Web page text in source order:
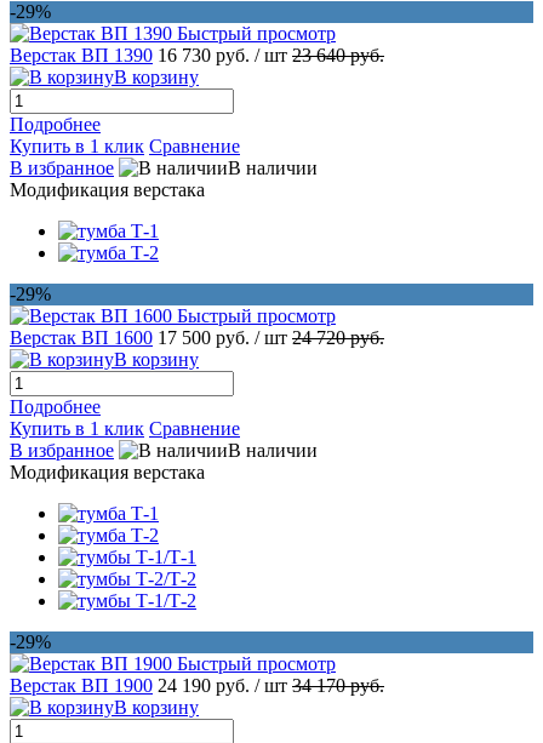
-29%
Быстрый просмотр
Верстак ВП 1390 16 730 руб. / шт 23 640 руб.
В корзину
Подробнее
Купить в 1 клик Сравнение
В избранное
В наличии
Модификация верстака
-29%
Быстрый просмотр
Верстак ВП 1600 17 500 руб. / шт 24 720 руб.
В корзину
Подробнее
Купить в 1 клик Сравнение
В избранное
В наличии
Модификация верстака
-29%
Быстрый просмотр
Верстак ВП 1900 24 190 руб. / шт 34 170 руб.
В корзину